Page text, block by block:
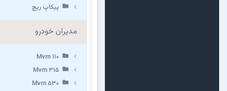
پیکاپ ریچ
مدیران خودرو
Mvm 110
Mvm 315
Mvm 530